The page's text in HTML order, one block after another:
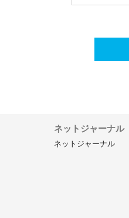
ネットジャーナル
ネットジャーナル